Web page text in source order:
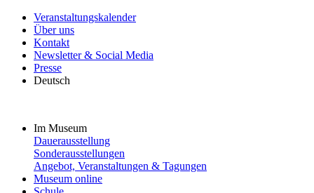
Veranstaltungskalender
Über uns
Kontakt
Newsletter & Social Media
Presse
Deutsch
Im Museum
Dauerausstellung
Sonderausstellungen
Angebot, Veranstaltungen & Tagungen
Museum online